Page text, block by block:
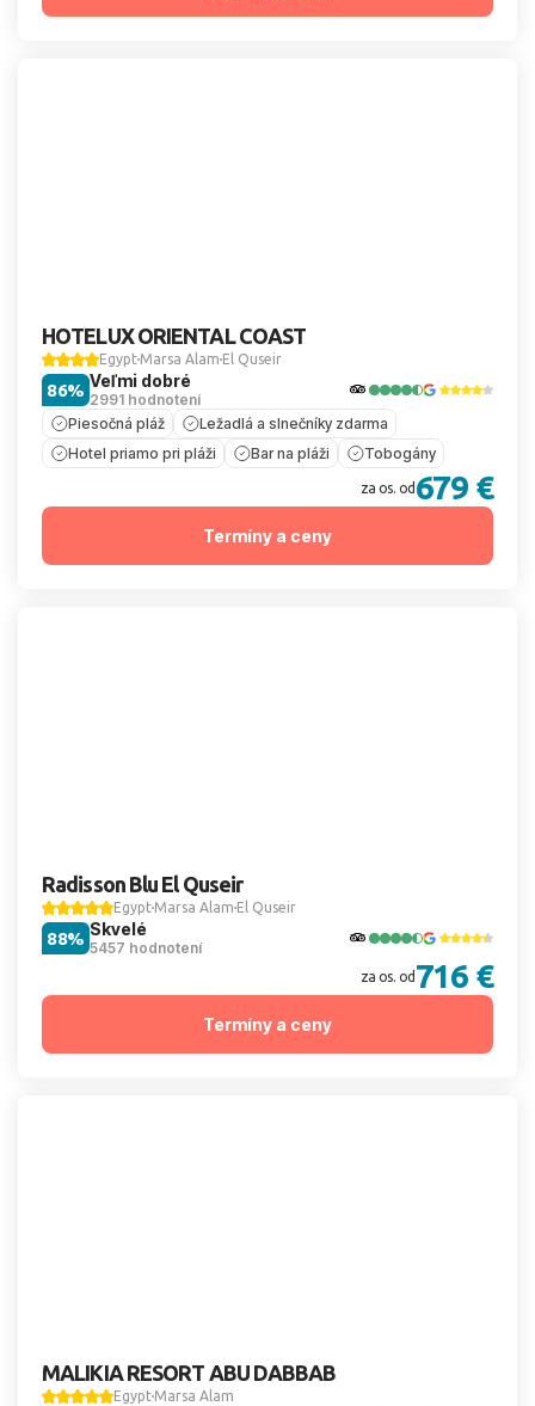
HOTELUX ORIENTAL COAST
Egypt Marsa Alam El Quseir
Veľmi dobré
2991 hodnotení
86%
Piesočná pláž
Ležadlá a slnečníky zdarma
Hotel priamo pri pláži
Bar na pláži Tobogány
za os. od 679 €
Termíny a ceny
Radisson Blu El Quseir
Egypt Marsa Alam El Quseir
Skvelé
5457 hodnotení
88%
za os. od 716 €
Termíny a ceny
MALIKIA RESORT ABU DABBAB
Egypt Marsa Alam